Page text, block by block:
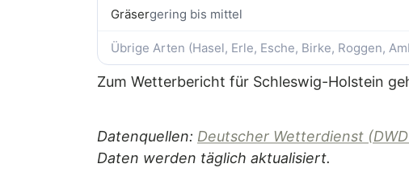
Gräsergering bis mittel
Übrige Arten (Hasel, Erle, Esche, Birke, Roggen,
Zum Wetterbericht für Schleswig-Holstein
Datenquellen: Deutscher Wetterdienst
Daten werden täglich aktualisiert.